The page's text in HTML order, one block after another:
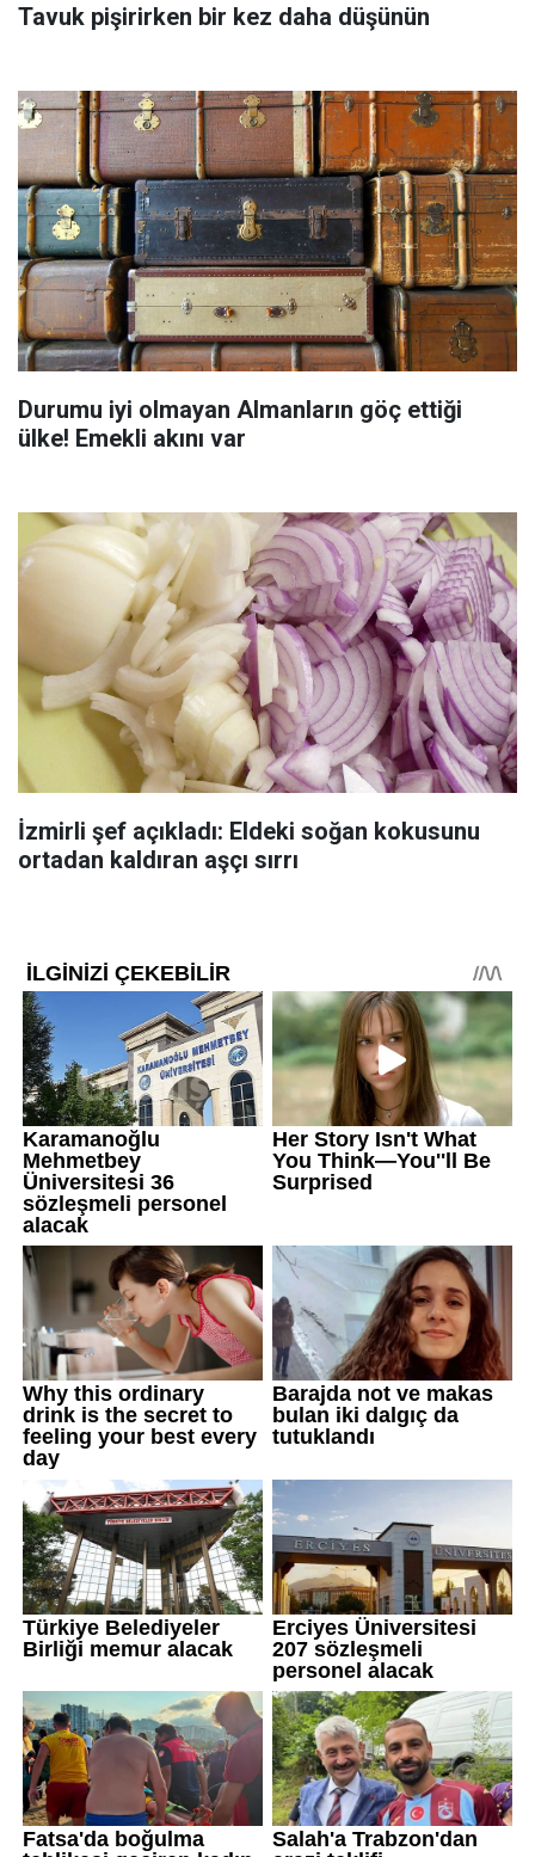
Tavuk pişirirken bir kez daha düşünün
Durumu iyi olmayan Almanların göç ettiği
ülke! Emekli akını var
İzmirli şef açıkladı: Eldeki soğan kokusunu
ortadan kaldıran aşçı sırrı